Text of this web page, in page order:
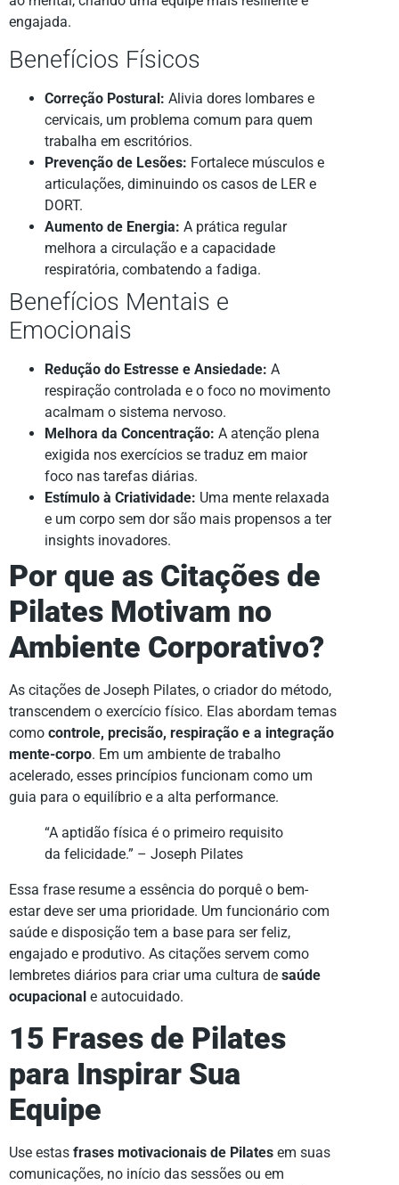
engajada.
Benefícios Físicos
Correção Postural: Alivia dores lombares e
cervicais, um problema comum para quem
trabalha em escritórios.
Prevenção de Lesões: Fortalece músculos e
articulações, diminuindo os casos de LER e
DORT.
Aumento de Energia: A prática regular
melhora a circulação e a capacidade
respiratória, combatendo a fadiga.
Benefícios Mentais e
Emocionais
Redução do Estresse e Ansiedade: A
respiração controlada e o foco no movimento
acalmam o sistema nervoso.
Melhora da Concentração: A atenção plena
exigida nos exercícios se traduz em maior
foco nas tarefas diárias.
Estímulo à Criatividade: Uma mente relaxada
e um corpo sem dor são mais propensos a ter
insights inovadores.
Por que as Citações de
Pilates Motivam no
Ambiente Corporativo?
As citações de Joseph Pilates, o criador do método,
transcendem o exercício físico. Elas abordam temas
como controle, precisão, respiração e a integração
mente-corpo. Em um ambiente de trabalho
acelerado, esses princípios funcionam como um
guia para o equilíbrio e a alta performance.
“A aptidão física é o primeiro requisito
da felicidade.” – Joseph Pilates
Essa frase resume a essência do porquê o bem-
estar deve ser uma prioridade. Um funcionário com
saúde e disposição tem a base para ser feliz,
engajado e produtivo. As citações servem como
lembretes diários para criar uma cultura de saúde
ocupacional e autocuidado.
15 Frases de Pilates
para Inspirar Sua
Equipe
Use estas frases motivacionais de Pilates em suas
comunicações, no início das sessões ou em